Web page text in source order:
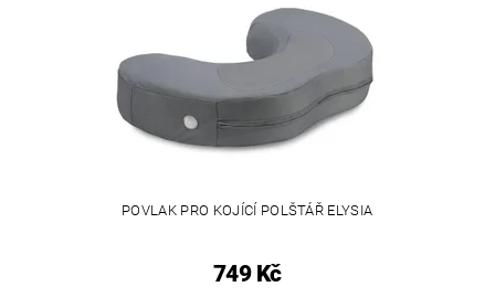
POVLAK PRO KOJÍCÍ POLŠTÁŘ ELYSIA
749 Kč